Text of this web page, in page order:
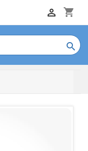
shopping_cart

